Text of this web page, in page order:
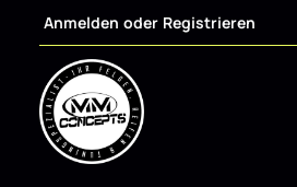
Hauptinhalt springen
Zur Suche springen
Zur Hauptnavigation springen
Anmelden oder Registrieren